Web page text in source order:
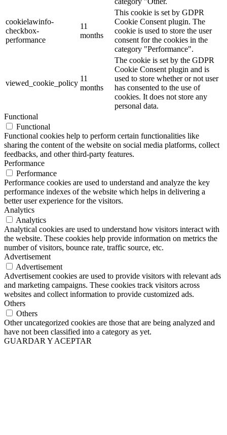
cookielawinfo-
checkbox-
performance
11
months
This cookie is set by GDPR
Cookie Consent plugin. The
cookie is used to store the user
consent for the cookies in the
category "Performance".
viewed_cookie_policy
11
months
The cookie is set by the GDPR
Cookie Consent plugin and is
used to store whether or not user
has consented to the use of
cookies. It does not store any
personal data.
Functional
Functional
Functional cookies help to perform certain functionalities like
sharing the content of the website on social media platforms, collect
feedbacks, and other third-party features.
Performance
Performance
Performance cookies are used to understand and analyze the key
performance indexes of the website which helps in delivering a
better user experience for the visitors.
Analytics
Analytics
Analytical cookies are used to understand how visitors interact with
the website. These cookies help provide information on metrics the
number of visitors, bounce rate, traffic source, etc.
Advertisement
Advertisement
Advertisement cookies are used to provide visitors with relevant ads
and marketing campaigns. These cookies track visitors across
websites and collect information to provide customized ads.
Others
Others
Other uncategorized cookies are those that are being analyzed and
have not been classified into a category as yet.
GUARDAR Y ACEPTAR